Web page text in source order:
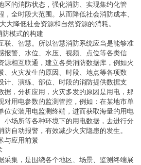
区的消防状态，强化消防、实现集约化管
，全时段大范围。从而降低社会消防成本、
大降低社会资源和自然资源的消耗。
防模式的构建
联、智慧。所以智慧消防系统应当是能够准
报警、水位、水压、视频、点位等各类信
源相互联通，建立各类消防数据库，例如火
、火灾发生的原因、时段、地点等各项数
计、演练、部位、时段的消防提供数据支
据，分析应用，火灾多发的原因是用电，那
对用电参数的监测管控，例如：在某地市单
位安装用电监测终端，进而获取海量的用电
小场所等各种环境下的用电数据，去进行分
防自动报警，有效减少火灾隐患的发生。
与应用前景
采集，是围绕各个地区、场景、监测终端展